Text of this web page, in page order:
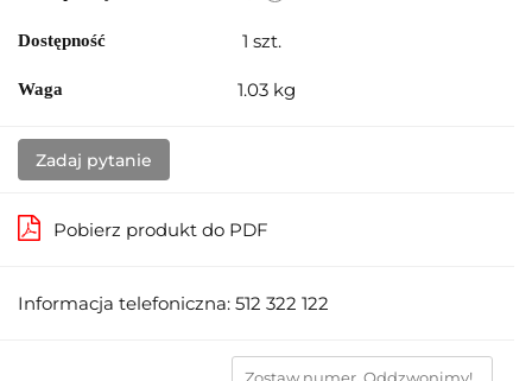
Dostępność 1 szt.
Waga 1.03 kg
Zadaj pytanie
Pobierz produkt do PDF
Informacja telefoniczna: 512 322 122